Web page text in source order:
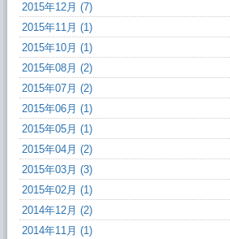
2015年12月 (7)
2015年11月 (1)
2015年10月 (1)
2015年08月 (2)
2015年07月 (2)
2015年06月 (1)
2015年05月 (1)
2015年04月 (2)
2015年03月 (3)
2015年02月 (1)
2014年12月 (2)
2014年11月 (1)